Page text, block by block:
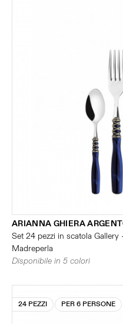
ARIANNA GHIERA
Set 24 pezzi in scatola
Madreperla
Disponibile in 5 colori
24 PEZZI PER 6 PERSONE